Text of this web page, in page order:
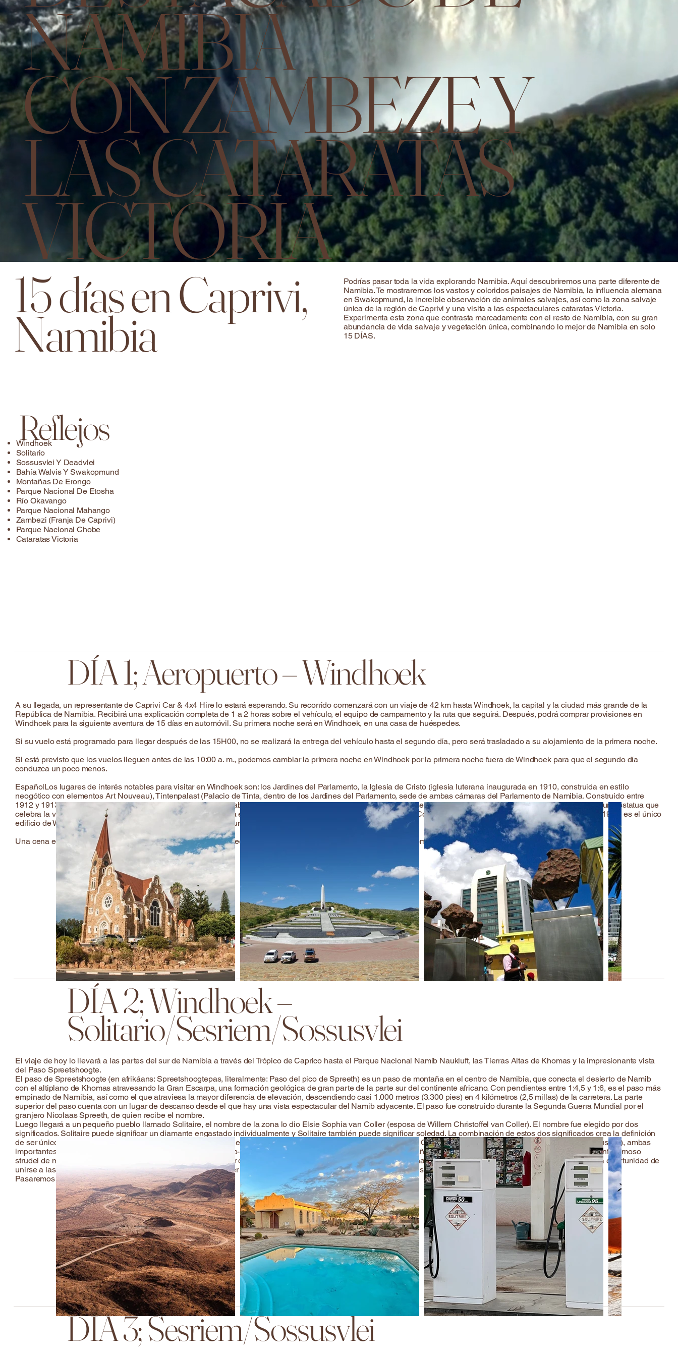
NAMIBIA
CON ZAMBEZE Y
LAS CATARATAS
VICTORIA
15 días en Caprivi,
Namibia
Podrías pasar toda la vida explorando Namibia. Aquí descubriremos una parte diferente de
Namibia. Te mostraremos los vastos y coloridos paisajes de Namibia, la influencia alemana
en Swakopmund, la increíble observación de animales salvajes, así como la zona salvaje
única de la región de Caprivi y una visita a las espectaculares cataratas Victoria.
Experimenta esta zona que contrasta marcadamente con el resto de Namibia, con su gran
abundancia de vida salvaje y vegetación única, combinando lo mejor de Namibia en solo
15 DÍAS.
Windhoek
Solitario
Sossusvlei Y Deadvlei
Bahía Walvis Y Swakopmund
Montañas De Erongo
Parque Nacional De Etosha
Río Okavango
Parque Nacional Mahango
Zambezi (franja De Caprivi)
Parque Nacional Chobe
Cataratas Victoria
Reflejos
DÍA 1; Aeropuerto – Windhoek
A su llegada, un representante de Caprivi Car & 4x4 Hire lo estará esperando. Su recorrido comenzará con un viaje de 42 km hasta Windhoek, la capital y la ciudad más grande de la
República de Namibia. Recibirá una explicación completa de 1 a 2 horas sobre el vehículo, el equipo de campamento y la ruta que seguirá. Después, podrá comprar provisiones en
Windhoek para la siguiente aventura de 15 días en automóvil. Su primera noche será en Windhoek, en una casa de huéspedes.
Si su vuelo está programado para llegar después de las 15H00, no se realizará la entrega del vehículo hasta el segundo día, pero será trasladado a su alojamiento de la primera noche.
Si está previsto que los vuelos lleguen antes de las 10:00 a. m., podemos cambiar la primera noche en Windhoek por la primera noche fuera de Windhoek para que el segundo día
conduzca un poco menos.
EspañolLos lugares de interés notables para visitar en Windhoek son: los Jardines del Parlamento, la Iglesia de Cristo (iglesia luterana inaugurada en 1910, construida en estilo
neogótico con elementos Art Nouveau), Tintenpalast (Palacio de Tinta, dentro de los Jardines del Parlamento, sede de ambas cámaras del Parlamento de Namibia. Construido entre
1912 y 1913 y situado justo al norte de la Avenida Robert Mugabe), Alte Feste (construido en 1890 y alberga el Museo Nacional), Reiterdenkmal (Monumento Ecuestre, una estatua que
celebra la victoria del Imperio Alemán sobre los Herero y Nama en la Guerra Herero y Namaqua de 1904-1907), la Corte Suprema de Namibia. Construida entre 1994 y 1996, es el único
edificio de Windhoek erigido después de la independencia en un estilo arquitectónico africano.
Una cena en el Stellenbosch Wine Bar Restaurant o en Joes Beerhouse sería un maravilloso comienzo para una comida de experiencia africana.
DÍA 2; Windhoek –
Solitario/Sesriem/Sossusvlei
El viaje de hoy lo llevará a las partes del sur de Namibia a través del Trópico de Caprico hasta el Parque Nacional Namib Naukluft, las Tierras Altas de Khomas y la impresionante vista
del Paso Spreetshoogte.
El paso de Spreetshoogte (en afrikáans: Spreetshoogtepas, literalmente: Paso del pico de Spreeth) es un paso de montaña en el centro de Namibia, que conecta el desierto de Namib
con el altiplano de Khomas atravesando la Gran Escarpa, una formación geológica de gran parte de la parte sur del continente africano. Con pendientes entre 1:4,5 y 1:6, es el paso más
empinado de Namibia, así como el que atraviesa la mayor diferencia de elevación, descendiendo casi 1.000 metros (3.300 pies) en 4 kilómetros (2,5 millas) de la carretera. La parte
superior del paso cuenta con un lugar de descanso desde el que hay una vista espectacular del Namib adyacente. El paso fue construido durante la Segunda Guerra Mundial por el
granjero Nicolaas Spreeth, de quien recibe el nombre.
Luego llegará a un pequeño pueblo llamado Solitaire, el nombre de la zona lo dio Elsie Sophia van Coller (esposa de Willem Christoffel van Coller). El nombre fue elegido por dos
significados. Solitaire puede significar un diamante engastado individualmente y Solitaire también puede significar soledad. La combinación de estos dos significados crea la definición
de ser único o único y un lugar precioso pero solitario. Solitaire está situado en el cruce de las carreteras principales C14 (Walvis Bay - Bethanie) y C19 (Sesriem - Sossusvlei), ambas
importantes rutas turísticas a través del Parque Nacional Namib-Naukluft. En Solitaire encontrará una gasolinera, baños públicos, restaurante y panadería, el mundialmente famoso
strudel de manzana, el asentamiento también contiene un taller de reparación de neumáticos y un motel. Continúe hasta su alojamiento explícito. Ya por la tarde tendrá la oportunidad de
unirse a las primeras actividades que el lodge tiene para ofrecer o simplemente relajarse en la piscina del lodge o visitar el cañón de Sesriem.
Pasaremos la noche en el parque Naukluft que rodea
DÍA 3; Sesriem/Sossusvlei